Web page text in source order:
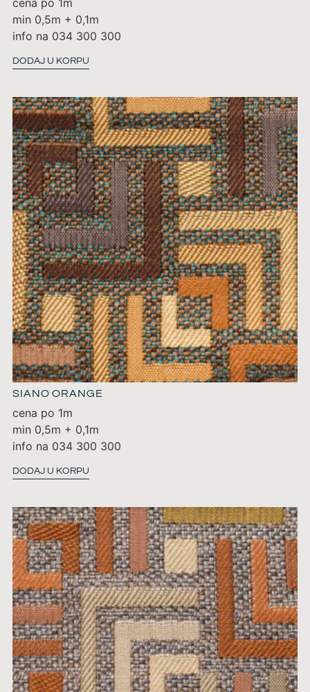
cena po 1m
min 0,5m + 0,1m
info na 034 300 300
DODAJ U KORPU
SIANO ORANGE
cena po 1m
min 0,5m + 0,1m
info na 034 300 300
DODAJ U KORPU